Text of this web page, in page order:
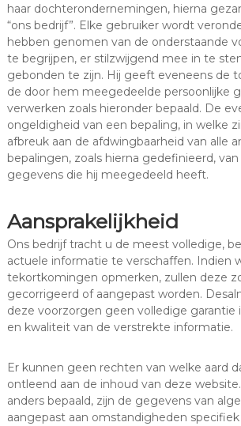
haar dochterondernemingen, hierna
“ons bedrijf”. Elke gebruiker wordt
hebben genomen van de onderstaande
te begrijpen, er stilzwijgend mee in te
gebonden te zijn. Hij geeft eveneens de
de door hem meegedeelde persoonlijke
verwerken zoals hieronder bepaald. De
ongeldigheid van een bepaling, in welke
afbreuk aan de afdwingbaarheid van alle
bepalingen, zoals hierna gedefinieerd,
gegevens die hij meegedeeld heeft.
Aansprakelijkheid
Ons bedrijf tracht u de meest volledige,
actuele informatie te verschaffen. Indien
tekortkomingen opmerken, zullen deze
gecorrigeerd of aangepast worden.
deze voorzorgen geen volledige garantie
en kwaliteit van de verstrekte informatie.
Er kunnen geen rechten van welke aard
ontleend aan de inhoud van deze
anders bepaald, zijn de gegevens van
aangepast aan omstandigheden